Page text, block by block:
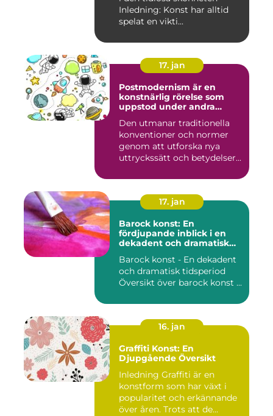
Inledning: Konst har alltid
spelat en vikti...
17. jan
Postmodernism är en
konstnärlig rörelse som
uppstod under andra
fortsätter att påverka
samtida konstvärlden
Den utmanar traditionella
konventioner och normer
genom att utforska nya
uttryckssätt och betydelser...
17. jan
Barock konst: En
fördjupande inblick i en
dekadent och dramatisk
Barock konst - En dekadent
och dramatisk tidsperiod
Översikt över barock konst ...
16. jan
Graffiti Konst: En
Djupgående Översikt
Inledning Graffiti är en
konstform som har växt i
popularitet och erkännande
över åren. Trots att de...